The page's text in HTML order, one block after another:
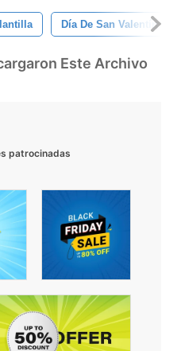
Día De San Valentín
Este Archivo
patrocinadas